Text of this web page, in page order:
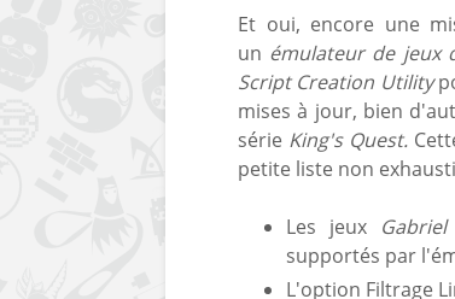
Et oui, encore une
un émulateur de jeux
Script Creation Utility
mises à jour, bien
série King's Quest.
petite liste non
Les jeux
supportés par
L'option Filtrage